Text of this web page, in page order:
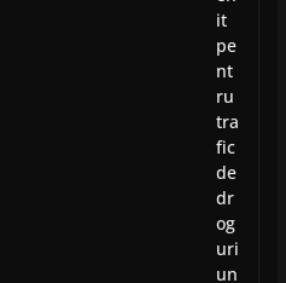
it
pe
nt
ru
tra
fic
de
dr
og
uri
un